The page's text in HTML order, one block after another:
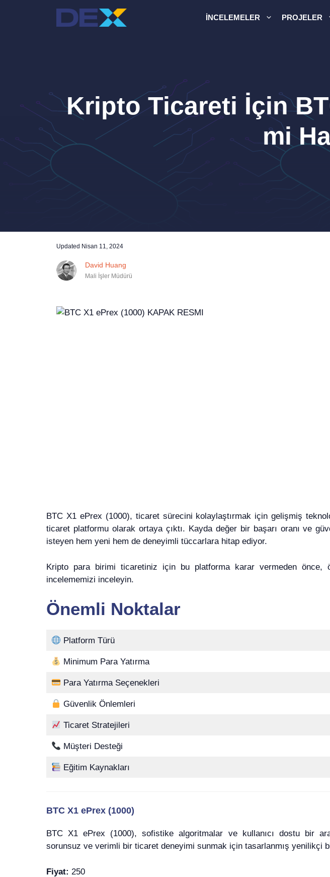
İNCELEMELER PROJELER
Kripto Ticareti İçin
mi
Updated Nisan 11, 2024
David Huang
Mali İşler Müdürü
BTC X1 ePrex (1000), ticaret sürecini kolaylaştırmak için gelişmiş
ticaret platformu olarak ortaya çıktı. Kayda değer bir başarı oranı ve
isteyen hem yeni hem de deneyimli tüccarlara hitap ediyor.
Kripto para birimi ticaretiniz için bu platforma karar vermeden önce,
incelememizi inceleyin.
Önemli Noktalar
Platform Türü
Minimum Para Yatırma
Para Yatırma Seçenekleri
Güvenlik Önlemleri
Ticaret Stratejileri
Müşteri Desteği
Eğitim Kaynakları
BTC X1 ePrex (1000)
BTC X1 ePrex (1000), sofistike algoritmalar ve kullanıcı dostu bir
sorunsuz ve verimli bir ticaret deneyimi sunmak için tasarlanmış yenilikçi
Fiyat: 250